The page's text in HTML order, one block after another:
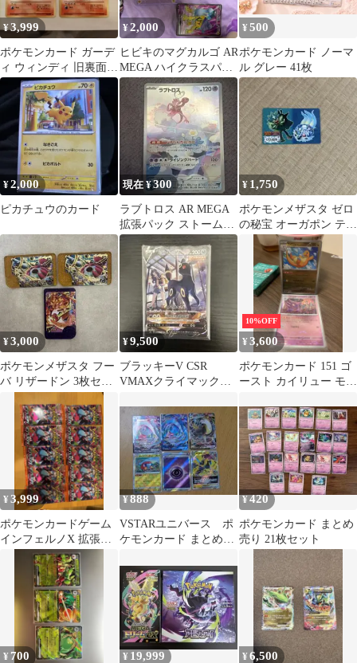
¥3,999
ポケモンカード ガーデ
ィ ウィンディ 旧裏面 2
枚セット
¥2,000
ヒビキのマグカルゴ AR
MEGA ハイクラスパッ
ク MEGAドリームex
キ…
¥500
ポケモンカード ノーマ
ル ￼グレー 41枚
¥2,000
ピカチュウのカード
現在 ¥300
ラブトロス AR MEGA
拡張パック ストームエ
メラルダ キラ 083/076
¥ 1,750
ポケモンメザスタ ゼロ
の秘宝 オーガポン テラ
パゴス
¥3,000
ポケモンメザスタ フー
バ リザードン 3枚セッ
¥9,500
ブラッキーV CSR
VMAXクライマックス
10%OFF
¥3,600
ポケモンカード 151 ゴ
ースト カイリュー モン
¥3,999
ポケモンカードゲーム
インフェルノX 拡張パ
ック 10パックセット
¥888
VSTARユニバース ポ
ケモンカード まとめ売
¥420
ポケモンカード まとめ
売り 21枚セット
¥ 700 ¥ 19,999 ¥6,500